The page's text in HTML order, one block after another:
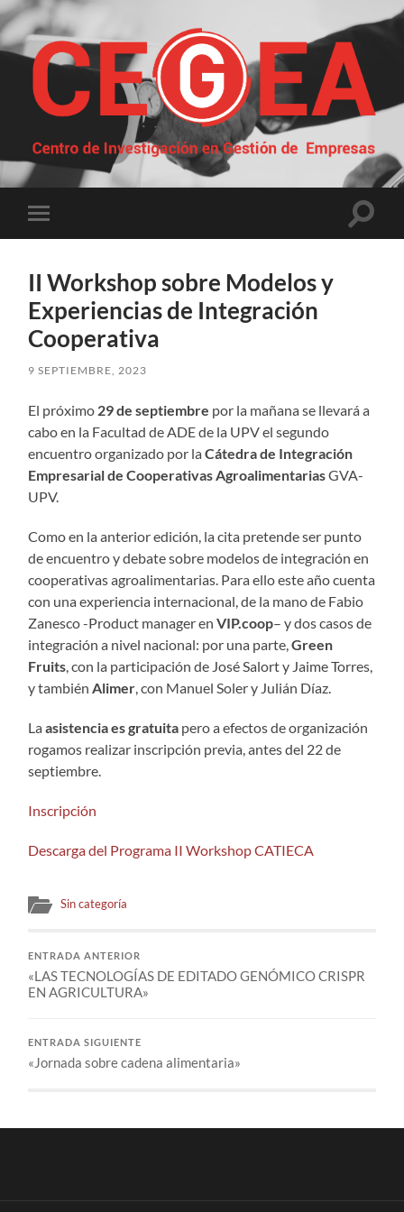
Centro
de
Investigación
Empresas
Alternar
el
II Workshop sobre Modelos y
Experiencias de Integración
Cooperativa
9 SEPTIEMBRE, 2023
El próximo 29 de septiembre por la mañana se llevará a
cabo en la Facultad de ADE de la UPV el segundo
encuentro organizado por laCátedra de Integración
Empresarial de Cooperativas AgroalimentariasGVA-
UPV.
Como en la anterior edición, la cita pretende ser punto
de encuentro y debate sobre modelos de integración en
cooperativas agroalimentarias. Para ello este año cuenta
con una experiencia internacional, de la mano de Fabio
Zanesco -Product manager en VIP.coop– y dos casos de
integración a nivel nacional: por una parte,Green
Fruits, con la participación de José Salort y Jaime Torres,
y también Alimer, con Manuel Soler y Julián Díaz.
Laasistencia es gratuita pero a efectos de organización
rogamos realizar inscripción previa, antes del 22 de
septiembre.
Inscripción
Descarga del Programa II Workshop CATIECA
Sin categoría
ENTRADA ANTERIOR
«LAS TECNOLOGÍAS DE EDITADO GENÓMICO CRISPR
EN AGRICULTURA»
ENTRADA SIGUIENTE
«Jornada sobre cadena alimentaria»